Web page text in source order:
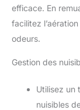
efficace. En
facilitez
odeurs.
Gestion des
Utilisez un
nuisibles